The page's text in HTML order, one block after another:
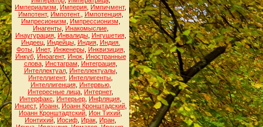
Империализм
Империя Импичмент,
Импотент, Импотент. Импотенция,
Импресионизм
Импрессионизм
Инагенты, Инакомыслие,
Инаугурация, Инвалиды, Ингушетия,
Индеец, Индейцы, Индия, Индия.
Фоты, Инет, Инженеры, Инквизиция,
Инкуб, Иноагент, Инок, Иностранные
слова, Инстаграм Интеграция,
Интеллектуал, Интеллектуалы,
Интеллигент, Интеллигенты
Интеллигенция, Интервью,
Интересные лица Интернет,
Интерфакс
Интерьер Инфляция
Инцест, Иоанн, Иоанн Кронштадский,
Иоанн Кронштадтский Ион Тихий
Ионтихий Иосиф Ирак Иран